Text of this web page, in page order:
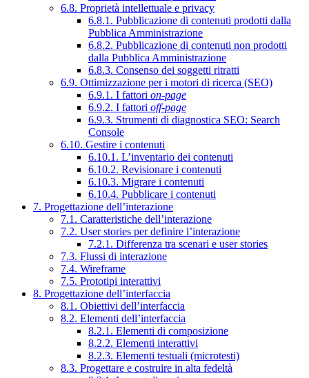
6.8. Proprietà intellettuale e privacy
6.8.1. Pubblicazione di contenuti prodotti dalla
Pubblica Amministrazione
6.8.2. Pubblicazione di contenuti non prodotti
dalla Pubblica Amministrazione
6.8.3. Consenso dei soggetti ritratti
6.9. Ottimizzazione per i motori di ricerca (SEO)
6.9.1. I fattori on-page
6.9.2. I fattori off-page
6.9.3. Strumenti di diagnostica SEO: Search
Console
6.10. Gestire i contenuti
6.10.1. L’inventario dei contenuti
6.10.2. Revisionare i contenuti
6.10.3. Migrare i contenuti
6.10.4. Pubblicare i contenuti
7. Progettazione dell’interazione
7.1. Caratteristiche dell’interazione
7.2. User stories per definire l’interazione
7.2.1. Differenza tra scenari e user stories
7.3. Flussi di interazione
7.4. Wireframe
7.5. Prototipi interattivi
8. Progettazione dell’interfaccia
8.1. Obiettivi dell’interfaccia
8.2. Elementi dell’interfaccia
8.2.1. Elementi di composizione
8.2.2. Elementi interattivi
8.2.3. Elementi testuali (microtesti)
8.3. Progettare e costruire in alta fedeltà